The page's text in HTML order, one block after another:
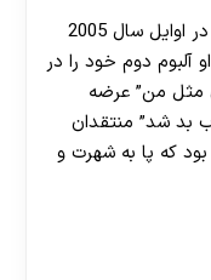
اولین آلبوم این هنرمند دوست داشتنی در اوایل سال 2005
آلبوم دوم خود را در
مثل من” عرضه
خوب بد شد” منتقدان
که پا به شهرت و